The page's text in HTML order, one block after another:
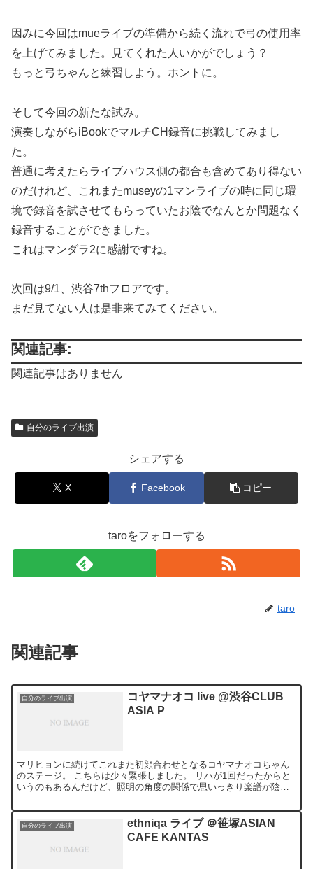
因みに今回はmueライブの準備から続く流れで弓の使用率
を上げてみました。見てくれた人いかがでしょう？
もっと弓ちゃんと練習しよう。ホントに。
そして今回の新たな試み。
演奏しながらiBookでマルチCH録音に挑戦してみまし
た。
普通に考えたらライブハウス側の都合も含めてあり得ない
のだけれど、これまたmuseyの1マンライブの時に同じ環
境で録音を試させてもらっていたお陰でなんとか問題なく
録音することができました。
これはマンダラ2に感謝ですね。
次回は9/1、渋谷7thフロアです。
まだ見てない人は是非来てみてください。
関連記事:
関連記事はありません
自分のライブ出演
シェアする
X Facebook コピー
taroをフォローする
taro
関連記事
自分のライブ出演
コヤマナオコ live @渋谷CLUB
ASIA P
マリヒョンに続けてこれまた初顔合わせとなるコヤマナオコちゃん
のステージ。 こちらは少々緊張しました。 リハが1回だったからと
いうのもあるんだけど、照明の角度の関係で思いっきり楽譜が陰に
自分のライブ出演
ethniqa ライブ ＠笹塚ASIAN
CAFE KANTAS